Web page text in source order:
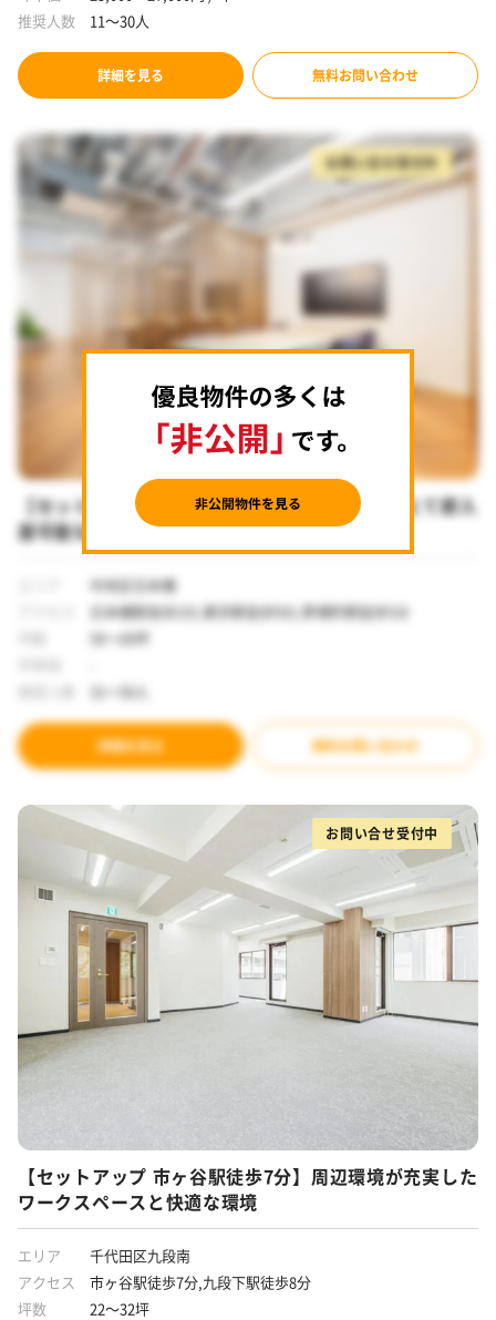
推奨人数
11～30人
詳細を見る 無料お問い合わせ
お問い合せ受付中
【セットアップ 市ヶ谷駅徒歩7分】周辺環境が充実した
ワークスペースと快適な環境
エリア
千代田区九段南
アクセス
市ヶ谷駅徒歩7分,九段下駅徒歩8分
坪数
22～32坪
お問い合せ受付中
【セットアップ 日本橋駅徒歩2分】コストを抑えて即入
居可能な高機能オフィス
中央区日本橋
日本橋駅徒歩2分,東京駅徒歩9分,茅場町駅徒歩5分
59～69坪
31～50人
詳細を見る 無料お問い合わせ